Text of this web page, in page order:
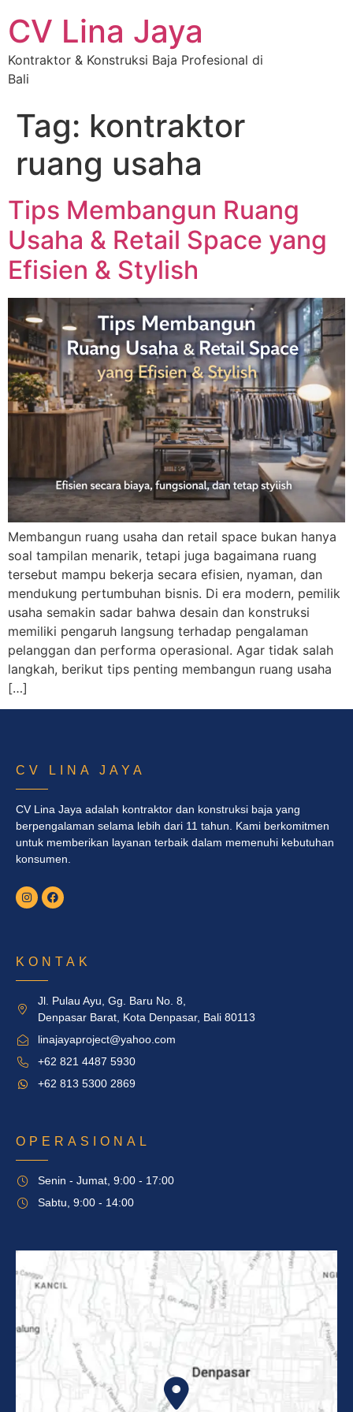
CV Lina Jaya
Kontraktor & Konstruksi Baja Profesional di
Bali
Tag: kontraktor
ruang usaha
Tips Membangun Ruang
Usaha & Retail Space yang
Efisien & Stylish
Membangun ruang usaha dan retail space bukan hanya
soal tampilan menarik, tetapi juga bagaimana ruang
tersebut mampu bekerja secara efisien, nyaman, dan
mendukung pertumbuhan bisnis. Di era modern, pemilik
usaha semakin sadar bahwa desain dan konstruksi
memiliki pengaruh langsung terhadap pengalaman
pelanggan dan performa operasional. Agar tidak salah
langkah, berikut tips penting membangun ruang usaha
[…]
CV LINA JAYA
CV Lina Jaya adalah kontraktor dan konstruksi baja yang
berpengalaman selama lebih dari 11 tahun. Kami berkomitmen
untuk memberikan layanan terbaik dalam memenuhi kebutuhan
konsumen.
KONTAK
Jl. Pulau Ayu, Gg. Baru No. 8,
Denpasar Barat, Kota Denpasar, Bali 80113
linajayaproject@yahoo.com
+62 821 4487 5930
+62 813 5300 2869
OPERASIONAL
Senin - Jumat, 9:00 - 17:00
Sabtu, 9:00 - 14:00